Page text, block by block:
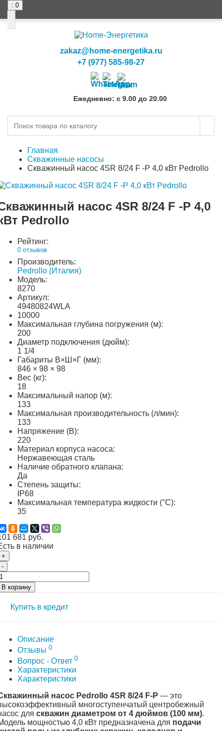
: 0
zakaz@home-energetika.ru
+7 (977) 585-98-27
Ежедневно: с 9.00 до 20.00
Главная
Скважинные насосы
Скважинный насос 4SR 8/24 F -P 4,0 кВт Pedrollo
насос 4SR 8/24 F -P 4,0
Pedrollo
Рейтинг:
0 отзывов
Производитель:
Pedrollo (Италия)
Модель:
8270
Артикул:
49480824WLA
10000
Максимальная глубина погружения (м):
200
Диаметр подключения (дюйм):
1 1/4
Габариты В×Ш×Г (мм):
846 × 98 × 98
Вес (кг):
18
Максимальный напор (м):
133
Максимальная производительность (л/мин):
133
Напряжение (В):
220
Материал корпуса насоса:
Нержавеющая сталь
Наличие обратного клапана:
Да
Степень защиты:
IP68
Максимальная температура жидкости (°C):
35
681 руб.
в наличии
+
-
В корзину
Купить в кредит
Описание
Отзывы 0
Вопрос - Ответ 0
Характеристики
Характеристики
насос Pedrollo 4SR 8/24 F-P — это
многоступенчатый центробежный
для скважин диаметром от 4 дюймов (100 мм).
мощностью 4,0 кВт предназначена для подачи